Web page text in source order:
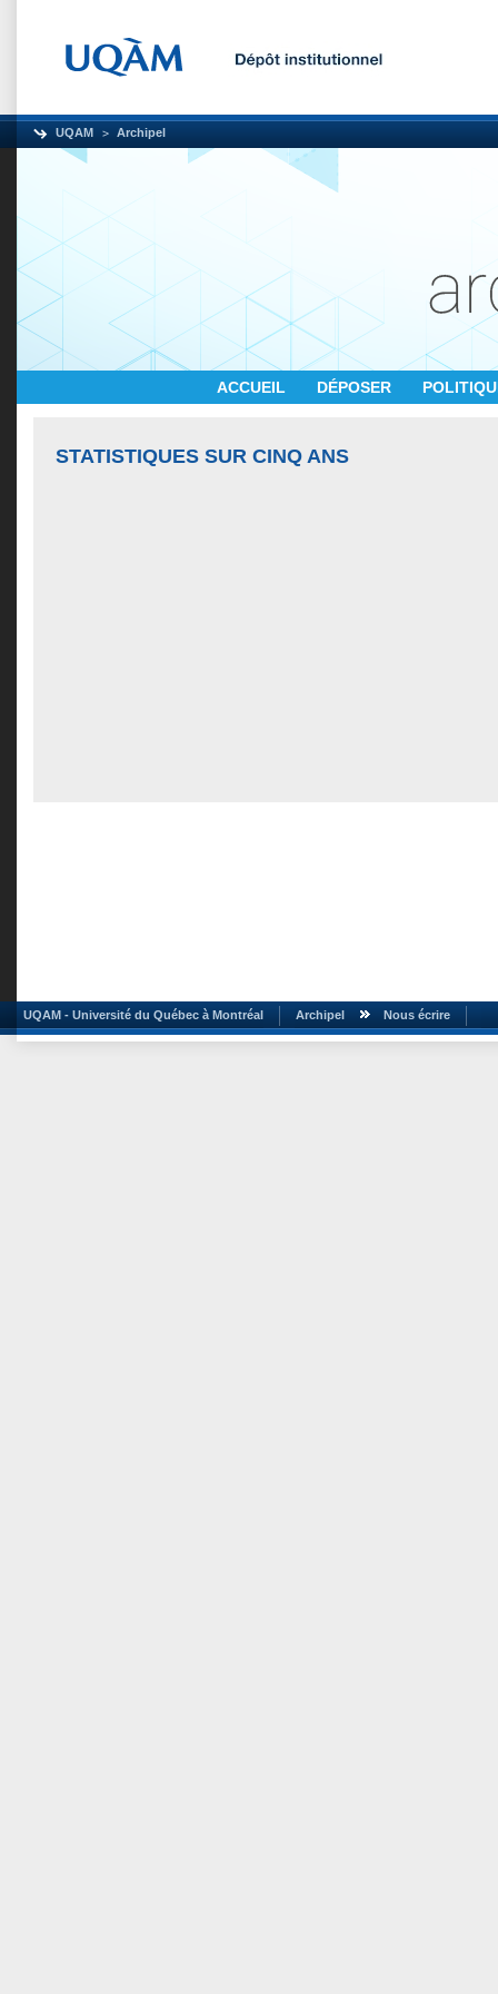
UQAM Archipel
ACCUEIL DÉPOSER
STATISTIQUES SUR CINQ ANS
UQAM - Université du Québec à Montréal Archipel Nous écrire